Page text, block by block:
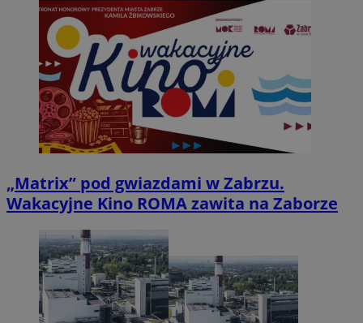
„Matrix” pod gwiazdami w Zabrzu.
Wakacyjne Kino ROMA zawita na Zaborze